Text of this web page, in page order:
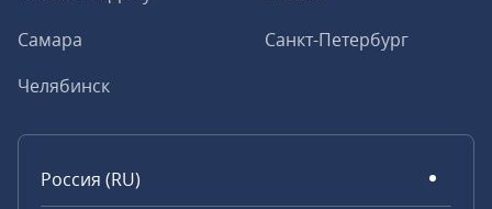
Самара
Санкт-Петербург
Челябинск
Россия (RU)